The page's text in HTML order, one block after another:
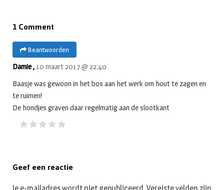
1 Comment
Beantwoorden
Damie , 10 maart 2017 @ 22:40
Baasje was gewoon in het bos aan het werk om hout te zagen en
te ruimen!
De hondjes graven daar regelmatig aan de slootkant
Geef een reactie